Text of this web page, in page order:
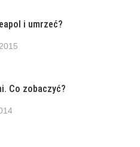
i umrzeć?
Co zobaczyć?